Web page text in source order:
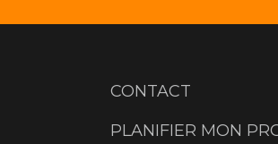
CONTACT
PLANIFIER MON